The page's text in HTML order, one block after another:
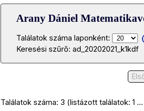
Arany Dániel
Találatok száma laponként:
Keresési szűrő: ad_20202021_k1kdf
Találatok száma: 3 (listázott találatok: 1